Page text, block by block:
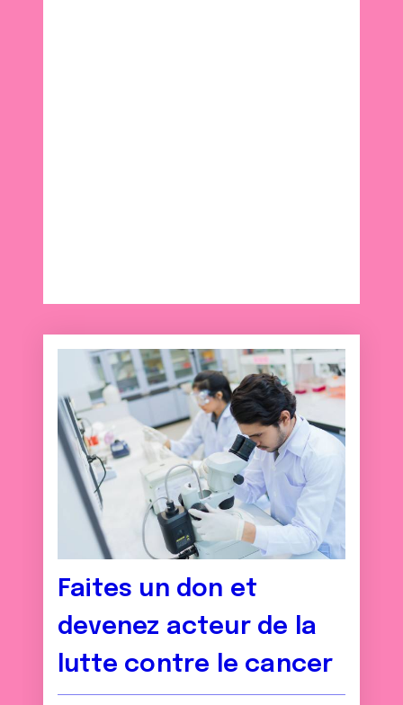
Faites un don et
devenez acteur de la
lutte contre le cancer